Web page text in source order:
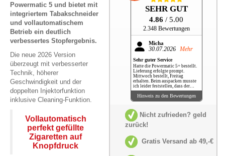
Powermatic 5 und bietet mit
integriertem Tabakschneider
und vollautomatischem
Betrieb ein deutlich
verbessertes Stopfergebnis.
Die neue 2026 Version
überzeugt mit verbesserter
Technik, höherer
Geschwindigkeit und der
doppelten Injektorfunktion
inklusive Cleaning-Funktion.
Vollautomatisch
perfekt gefüllte
Zigaretten auf
Knopfdruck
SEHR GUT
4.86/ 5.00
2.348 Bewertungen
Micha
30.07.2026 Mehr
Sehr guter Service
Hatte die Powermatic 5+ bestellt.
Lieferung erfolgte prompt.
Mittwoch bestellt, Freitag
erhalten. Beim auspacken musste
ich leider feststellen, dass der
erwähnte "Hülsengreifer" nicht
dabei war. E-Mail geschickt,
umgehend Antwort erhalten und
Hülsengreifer + zusätzlich ein
Zigarettenetui und 2 Feuerzeuge,
sozusagen als Entschuldigung für
das Versehen. Ich fand das
allem sehr guter Service und die
Ware an sich ist absolut top.
Hinweis zu den Bewertungen
Nicht zufrieden? geld
zurück!
Gratis Versand ab 49,-€